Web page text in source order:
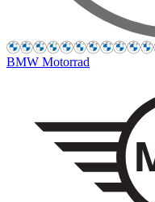
BMW Motorrad